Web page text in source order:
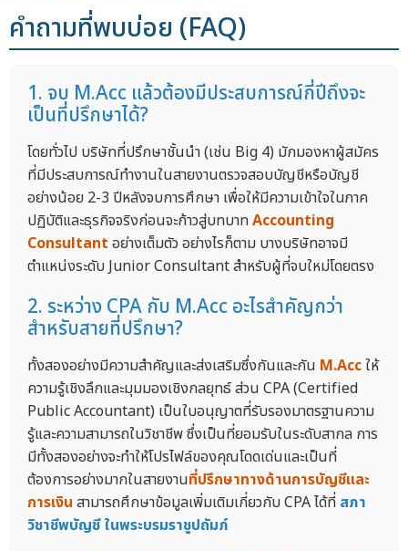
คำถามที่พบบ่อย (FAQ)
1. จบ M.Acc แล้วต้องมีประสบการณ์กี่ปีถึงจะ
เป็นที่ปรึกษาได้?
โดยทั่วไป บริษัทที่ปรึกษาชั้นนำ (เช่น Big 4) มักมองหาผู้สมัคร
ที่มีประสบการณ์ทำงานในสายงานตรวจสอบบัญชีหรือบัญชี
อย่างน้อย 2-3 ปีหลังจบการศึกษา เพื่อให้มีความเข้าใจในภาค
ปฏิบัติและธุรกิจจริงก่อนจะก้าวสู่บทบาท Accounting
Consultant อย่างเต็มตัว อย่างไรก็ตาม บางบริษัทอาจมี
ตำแหน่งระดับ Junior Consultant สำหรับผู้ที่จบใหม่โดยตรง
2. ระหว่าง CPA กับ M.Acc อะไรสำคัญกว่า
สำหรับสายที่ปรึกษา?
ทั้งสองอย่างมีความสำคัญและส่งเสริมซึ่งกันและกัน M.Accให้
ความรู้เชิงลึกและมุมมองเชิงกลยุทธ์ ส่วน CPA (Certified
Public Accountant) เป็นใบอนุญาตที่รับรองมาตรฐานความ
รู้และความสามารถในวิชาชีพ ซึ่งเป็นที่ยอมรับในระดับสากล การ
มีทั้งสองอย่างจะทำให้โปรไฟล์ของคุณโดดเด่นและเป็นที่
ต้องการอย่างมากในสายงานที่ปรึกษาทางด้านการบัญชีและ
การเงิน สามารถศึกษาข้อมูลเพิ่มเติมเกี่ยวกับ CPA ได้ที่ สภา
วิชาชีพบัญชี ในพระบรมราชูปถัมภ์